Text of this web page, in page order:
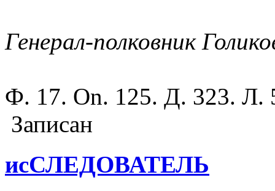
Генерал-полковник
Ф. 17. On. 125. Д. 323.
Записан
исСЛЕДОВАТЕЛЬ